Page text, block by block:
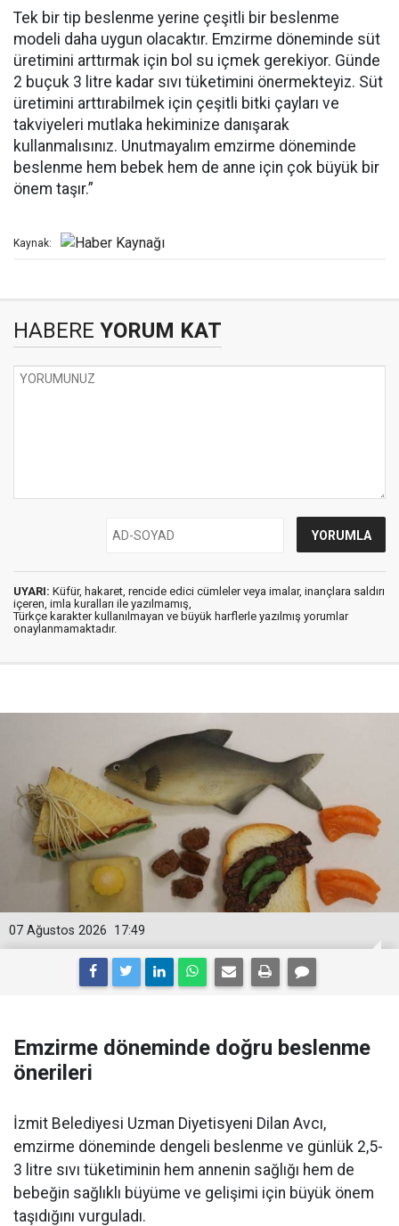
Tek bir tip beslenme yerine çeşitli bir beslenme
modeli daha uygun olacaktır. Emzirme döneminde süt
üretimini arttırmak için bol su içmek gerekiyor. Günde
2 buçuk 3 litre kadar sıvı tüketimini önermekteyiz. Süt
üretimini arttırabilmek için çeşitli bitki çayları ve
takviyeleri mutlaka hekiminize danışarak
kullanmalısınız. Unutmayalım emzirme döneminde
beslenme hem bebek hem de anne için çok büyük bir
önem taşır.”
Kaynak:
HABERE YORUM KAT
UYARI: Küfür, hakaret, rencide edici cümleler veya imalar, inançlara saldırı
içeren, imla kuralları ile yazılmamış,
Türkçe karakter kullanılmayan ve büyük harflerle yazılmış yorumlar
onaylanmamaktadır.
17:49
07 Ağustos 2026
Emzirme döneminde doğru beslenme
önerileri
İzmit Belediyesi Uzman Diyetisyeni Dilan Avcı,
emzirme döneminde dengeli beslenme ve günlük 2,5-
3 litre sıvı tüketiminin hem annenin sağlığı hem de
bebeğin sağlıklı büyüme ve gelişimi için büyük önem
taşıdığını vurguladı.